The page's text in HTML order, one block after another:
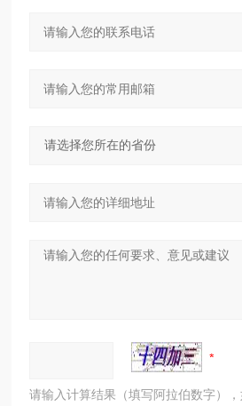
请输入计算结果（填写阿拉伯数字）